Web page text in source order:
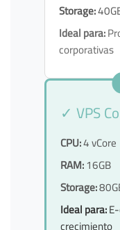
Storage:
Ideal para:
corporativas
✓ VPS
CPU:4 vCore
RAM:16GB
Storage:
Ideal para: